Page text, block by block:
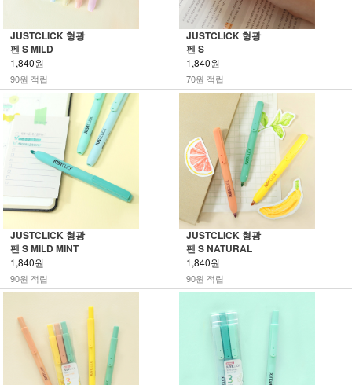
JUSTCLICK 형광
펜 S MILD
1,840원
90원 적립
JUSTCLICK 형광
펜 S
1,840원
70원 적립
JUSTCLICK 형광
펜 S MILD MINT
1,840원
90원 적립
JUSTCLICK 형광
펜 S NATURAL
1,840원
90원 적립